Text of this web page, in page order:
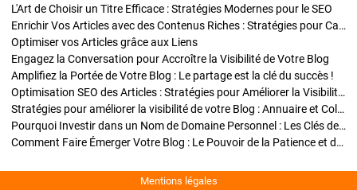
L'Art de Choisir un Titre Efficace : Stratégies Modernes pour le SEO
Enrichir Vos Articles avec des Contenus Riches : Stratégies pour Captiver et Optimiser
Optimiser vos Articles grâce aux Liens
Engagez la Conversation pour Accroître la Visibilité de Votre Blog
Amplifiez la Portée de Votre Blog : Le partage est la clé du succès !
Optimisation SEO des Articles : Stratégies pour Améliorer la Visibilité de Votre Blog
Stratégies pour améliorer la visibilité de votre Blog : Annuaire et Collaborations
Pourquoi Investir dans un Nom de Domaine Personnel : Les Clés de la Réussite de Votre Blog
Comment Faire Émerger Votre Blog : Le Pouvoir de la Patience et de la Persévérance
Mentions légales